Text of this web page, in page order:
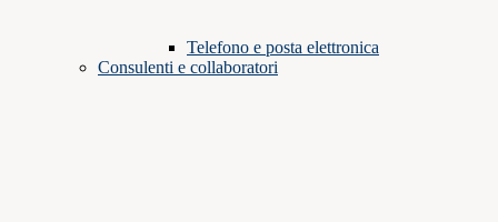
Telefono e posta elettronica
Consulenti e collaboratori